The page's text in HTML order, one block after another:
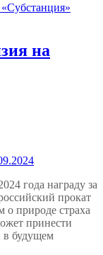
на
года награду за
прокат
о природе страха
принести
будущем